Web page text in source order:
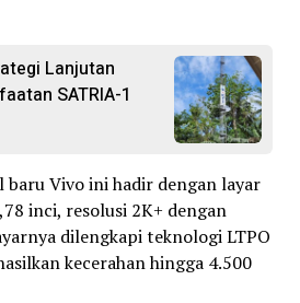
Lanjutan
SATRIA-1
baru Vivo ini hadir dengan layar
inci, resolusi 2K+ dengan
dilengkapi teknologi LTPO
kecerahan hingga 4.500